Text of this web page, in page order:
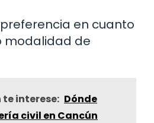
en cuanto
modalidad de
interese: Dónde
civil en Cancún